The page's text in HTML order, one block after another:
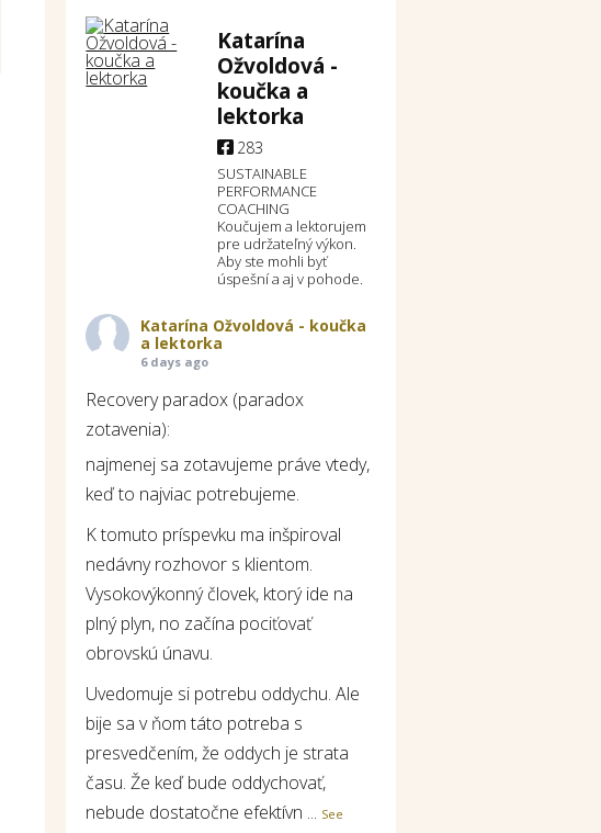
Katarína
Ožvoldová -
koučka a
lektorka
283
SUSTAINABLE
PERFORMANCE
COACHING
Koučujem a lektorujem
pre udržateľný výkon.
Aby ste mohli byť
úspešní a aj v pohode.
Katarína Ožvoldová - koučka
a lektorka
6 days ago
Recovery paradox (paradox
zotavenia):
najmenej sa zotavujeme práve vtedy,
keď to najviac potrebujeme.
K tomuto príspevku ma inšpiroval
nedávny rozhovor s klientom.
Vysokovýkonný človek, ktorý ide na
plný plyn, no začína pociťovať
obrovskú únavu.
Uvedomuje si potrebu oddychu. Ale
bije sa v ňom táto potreba s
presvedčením, že oddych je strata
času. Že keď bude oddychovať,
nebude dostatočne efektívn ... See